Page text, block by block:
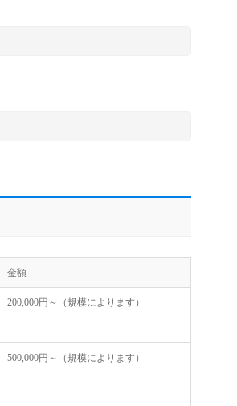
金額
200,000円～（規模によります）
500,000円～（規模によります）